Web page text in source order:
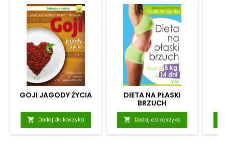
GOJI JAGODY ŻYCIA
 Dodaj do koszyka
DIETA NA PŁASKI
BRZUCH
 Dodaj do koszyka